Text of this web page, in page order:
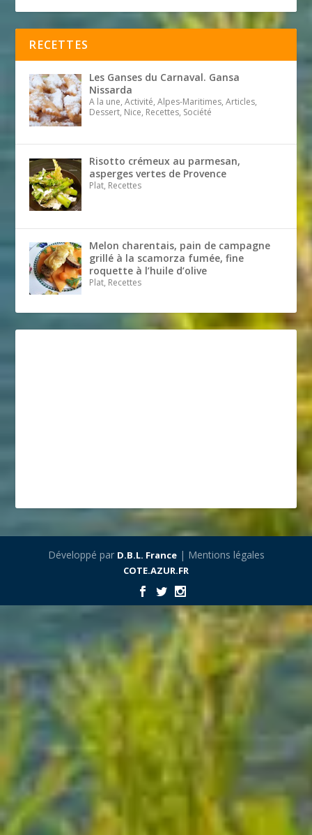
RECETTES
Les Ganses du Carnaval. Gansa
Nissarda
A la une, Activité, Alpes-Maritimes, Articles,
Dessert, Nice, Recettes, Société
Risotto crémeux au parmesan,
asperges vertes de Provence
Plat, Recettes
Melon charentais, pain de campagne
grillé à la scamorza fumée, fine
roquette à l’huile d’olive
Plat, Recettes
Développé par D.B.L. France| Mentions légales
COTE.AZUR.FR